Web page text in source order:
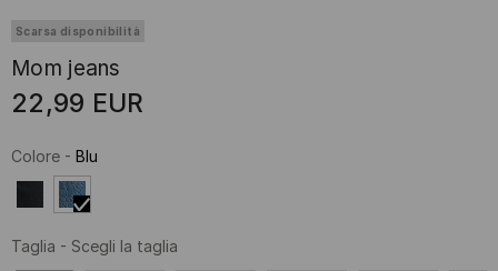
Scarsa disponibilità
Mom jeans
22,99 EUR
Colore - Blu
Taglia - Scegli la taglia